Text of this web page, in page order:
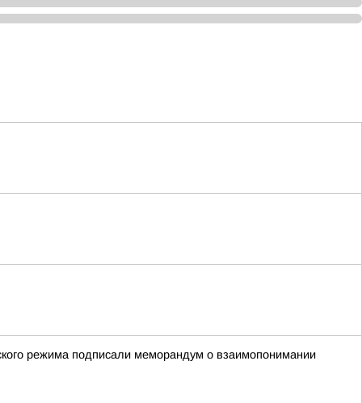
режима подписали меморандум о взаимопонимании